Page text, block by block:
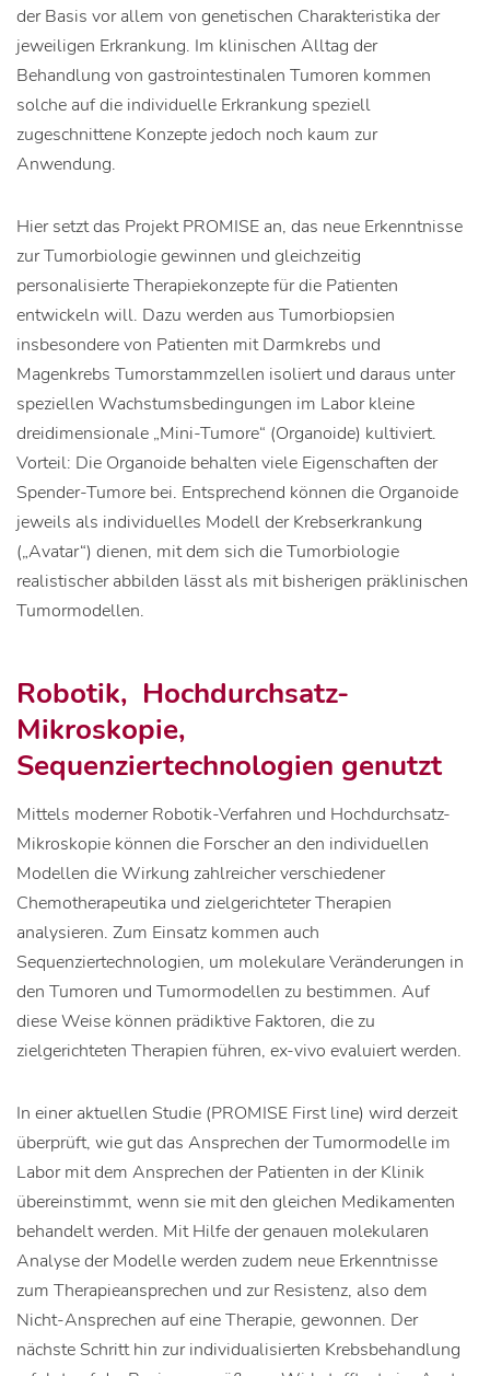
der Basis vor allem von genetischen Charakteristika der
jeweiligen Erkrankung. Im klinischen Alltag der
Behandlung von gastrointestinalen Tumoren kommen
solche auf die individuelle Erkrankung speziell
zugeschnittene Konzepte jedoch noch kaum zur
Anwendung.
Hier setzt das Projekt PROMISE an, das neue Erkenntnisse
zur Tumorbiologie gewinnen und gleichzeitig
personalisierte Therapiekonzepte für die Patienten
entwickeln will. Dazu werden aus Tumorbiopsien
insbesondere von Patienten mit Darmkrebs und
Magenkrebs Tumorstammzellen isoliert und daraus unter
speziellen Wachstumsbedingungen im Labor kleine
dreidimensionale „Mini-Tumore“ (Organoide) kultiviert.
Vorteil: Die Organoide behalten viele Eigenschaften der
Spender-Tumore bei. Entsprechend können die Organoide
jeweils als individuelles Modell der Krebserkrankung
(„Avatar“) dienen, mit dem sich die Tumorbiologie
realistischer abbilden lässt als mit bisherigen präklinischen
Tumormodellen.
Robotik, Hochdurchsatz-
Mikroskopie,
Sequenziertechnologien genutzt
Mittels moderner Robotik-Verfahren und Hochdurchsatz-
Mikroskopie können die Forscher an den individuellen
Modellen die Wirkung zahlreicher verschiedener
Chemotherapeutika und zielgerichteter Therapien
analysieren. Zum Einsatz kommen auch
Sequenziertechnologien, um molekulare Veränderungen in
den Tumoren und Tumormodellen zu bestimmen. Auf
diese Weise können prädiktive Faktoren, die zu
zielgerichteten Therapien führen, ex-vivo evaluiert werden.
In einer aktuellen Studie (PROMISE First line) wird derzeit
überprüft, wie gut das Ansprechen der Tumormodelle im
Labor mit dem Ansprechen der Patienten in der Klinik
übereinstimmt, wenn sie mit den gleichen Medikamenten
behandelt werden. Mit Hilfe der genauen molekularen
Analyse der Modelle werden zudem neue Erkenntnisse
zum Therapieansprechen und zur Resistenz, also dem
Nicht-Ansprechen auf eine Therapie, gewonnen. Der
nächste Schritt hin zur individualisierten Krebsbehandlung